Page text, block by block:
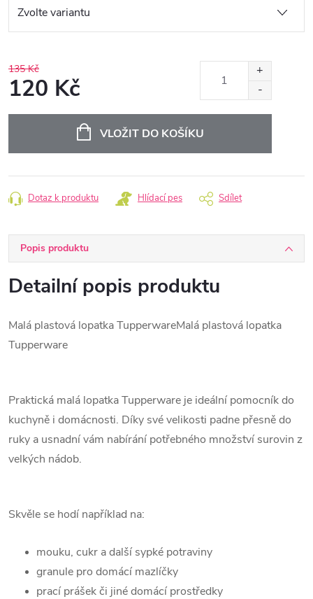
135 Kč
120 Kč
VLOŽIT DO KOŠÍKU
Dotaz k produktu Hlídací pes Sdílet
Popis produktu
Detailní popis produktu
Malá plastová lopatka TupperwareMalá plastová lopatka
Tupperware
Praktická malá lopatka Tupperware je ideální pomocník do
kuchyně i domácnosti. Díky své velikosti padne přesně do
ruky a usnadní vám nabírání potřebného množství surovin z
velkých nádob.
Skvěle se hodí například na:
mouku, cukr a další sypké potraviny
granule pro domácí mazlíčky
prací prášek či jiné domácí prostředky